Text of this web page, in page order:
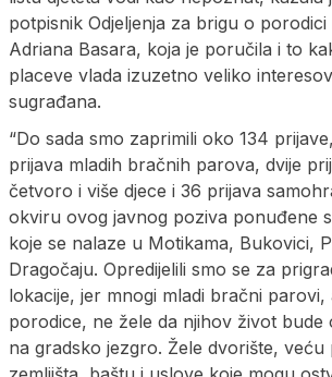
potpisnik Odjeljenja za brigu o porodici
Adriana Basara, koja je poručila i to
placeve vlada izuzetno veliko
sugrađana.
“Do sada smo zaprimili oko 134
prijava mladih bračnih parova, dvije
četvoro i više djece i 36 prijava
okviru ovog javnog poziva ponuđene
koje se nalaze u Motikama, Bukovici,
Dragočaju. Opredijelili smo se za
lokacije, jer mnogi mladi bračni parovi,
porodice, ne žele da njihov život bude
na gradsko jezgro. Žele dvorište, veću